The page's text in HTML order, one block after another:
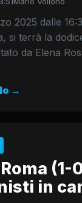
2025 dalle
si terrà la
da Elena
→
in